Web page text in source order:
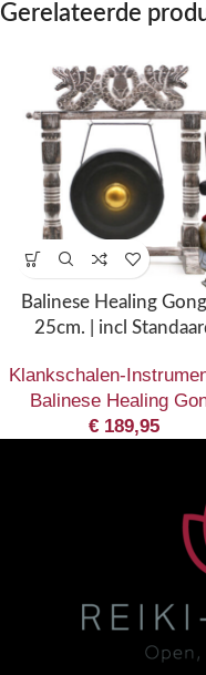
Gerelateerde
Balinese Healing
25cm. | incl
Klankschalen-
Balinese Healing
€ 189,95